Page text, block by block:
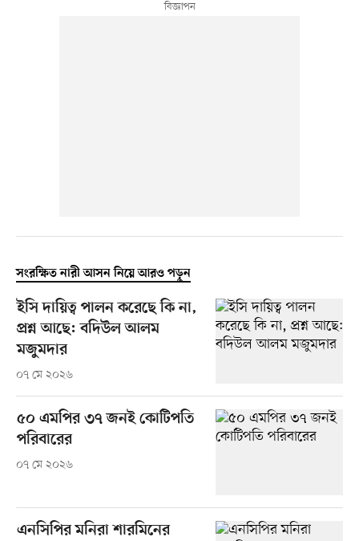
সংরক্ষিত নারী আসন নিয়ে আরও পড়ুন
ইসি দায়িত্ব পালন করেছে কি না,
প্রশ্ন আছে: বদিউল আলম
মজুমদার
০৭ মে ২০২৬
৫০ এমপির ৩৭ জনই কোটিপতি
পরিবারের
০৭ মে ২০২৬
এনসিপির মনিরা শারমিনের